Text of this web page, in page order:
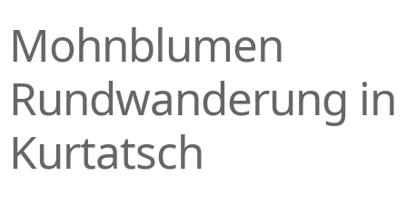
Mohnblumen
Rundwanderung in
Kurtatsch